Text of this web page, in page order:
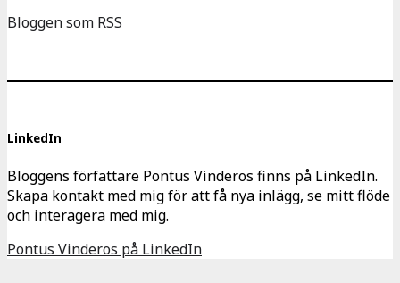
Bloggen som RSS
LinkedIn
Bloggens författare Pontus Vinderos finns på LinkedIn.
Skapa kontakt med mig för att få nya inlägg, se mitt flöde
och interagera med mig.
Pontus Vinderos på LinkedIn